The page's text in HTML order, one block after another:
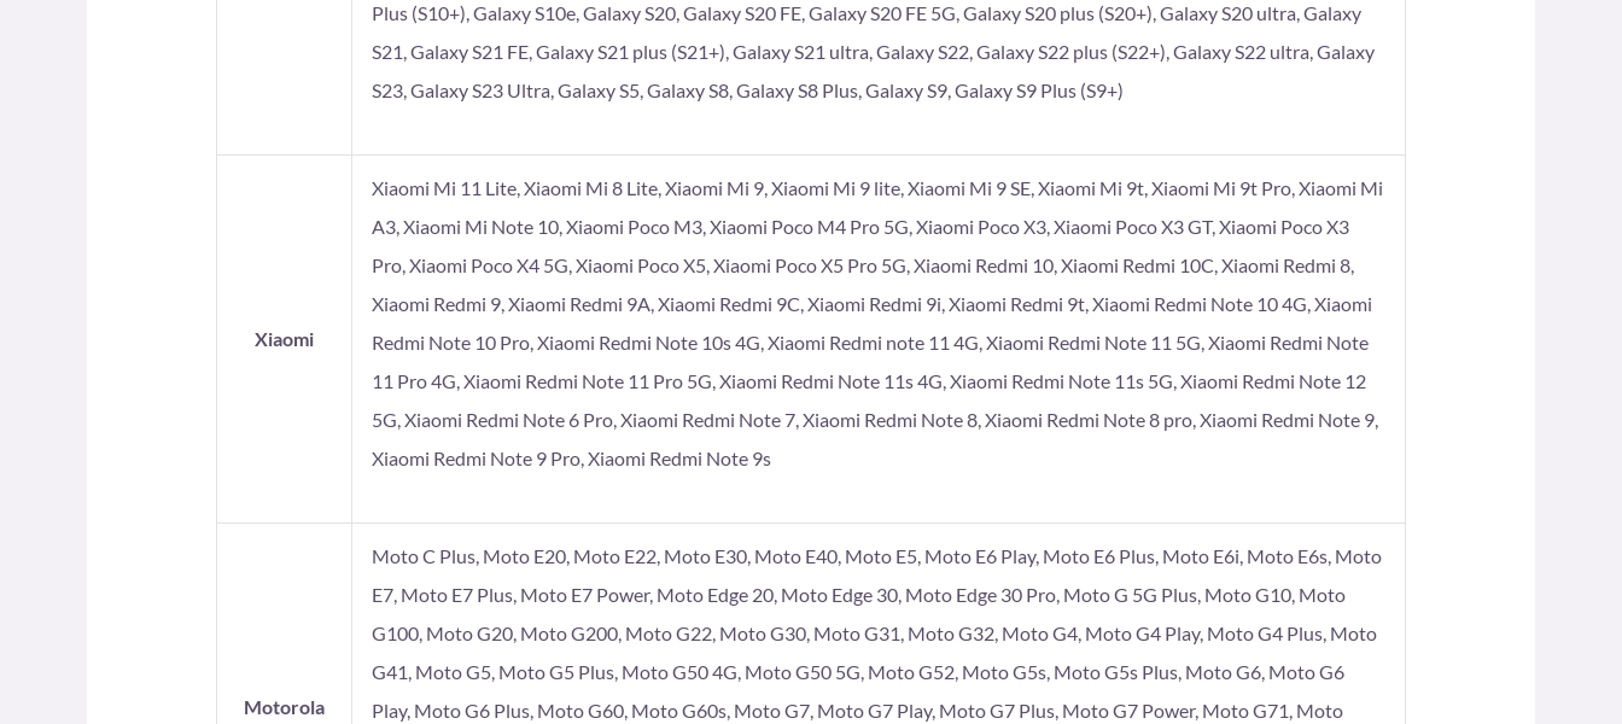
Plus (S10+), Galaxy S10e, Galaxy S20, Galaxy S20 FE, Galaxy S20 FE 5G, Galaxy S20 plus (S20+), Galaxy S20 ultra, Galaxy
S21, Galaxy S21 FE, Galaxy S21 plus (S21+), Galaxy S21 ultra, Galaxy S22, Galaxy S22 plus (S22+), Galaxy S22 ultra, Galaxy
S23, Galaxy S23 Ultra, Galaxy S5, Galaxy S8, Galaxy S8 Plus, Galaxy S9, Galaxy S9 Plus (S9+)
Xiaomi
Xiaomi Mi 11 Lite, Xiaomi Mi 8 Lite, Xiaomi Mi 9, Xiaomi Mi 9 lite, Xiaomi Mi 9 SE, Xiaomi Mi 9t, Xiaomi Mi 9t Pro, Xiaomi Mi
A3, Xiaomi Mi Note 10, Xiaomi Poco M3, Xiaomi Poco M4 Pro 5G, Xiaomi Poco X3, Xiaomi Poco X3 GT, Xiaomi Poco X3
Pro, Xiaomi Poco X4 5G, Xiaomi Poco X5, Xiaomi Poco X5 Pro 5G, Xiaomi Redmi 10, Xiaomi Redmi 10C, Xiaomi Redmi 8,
Xiaomi Redmi 9, Xiaomi Redmi 9A, Xiaomi Redmi 9C, Xiaomi Redmi 9i, Xiaomi Redmi 9t, Xiaomi Redmi Note 10 4G, Xiaomi
Redmi Note 10 Pro, Xiaomi Redmi Note 10s 4G, Xiaomi Redmi note 11 4G, Xiaomi Redmi Note 11 5G, Xiaomi Redmi Note
11 Pro 4G, Xiaomi Redmi Note 11 Pro 5G, Xiaomi Redmi Note 11s 4G, Xiaomi Redmi Note 11s 5G, Xiaomi Redmi Note 12
5G, Xiaomi Redmi Note 6 Pro, Xiaomi Redmi Note 7, Xiaomi Redmi Note 8, Xiaomi Redmi Note 8 pro, Xiaomi Redmi Note 9,
Xiaomi Redmi Note 9 Pro, Xiaomi Redmi Note 9s
Motorola
Moto C Plus, Moto E20, Moto E22, Moto E30, Moto E40, Moto E5, Moto E6 Play, Moto E6 Plus, Moto E6i, Moto E6s, Moto
E7, Moto E7 Plus, Moto E7 Power, Moto Edge 20, Moto Edge 30, Moto Edge 30 Pro, Moto G 5G Plus, Moto G10, Moto
G100, Moto G20, Moto G200, Moto G22, Moto G30, Moto G31, Moto G32, Moto G4, Moto G4 Play, Moto G4 Plus, Moto
G41, Moto G5, Moto G5 Plus, Moto G50 4G, Moto G50 5G, Moto G52, Moto G5s, Moto G5s Plus, Moto G6, Moto G6
Play, Moto G6 Plus, Moto G60, Moto G60s, Moto G7, Moto G7 Play, Moto G7 Plus, Moto G7 Power, Moto G71, Moto